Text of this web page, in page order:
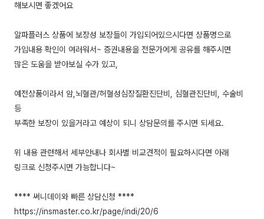
해보시면 좋겠어요
알파플러스 상품에 보장성 보장들이 가입되어있으시다면 상품명으로
가입내용 확인이 여러워서~ 증권내용을 전문가에게 공유를 해주시면
많은 도움을 받아보실 수가 있고,
예전상품이라서 암,뇌혈관/허혈성심장질환진단비, 심혈관진단비, 수술비
등
부족한 보장이 있을거라고 예상이 되니 상담문의를 주시면 되세요.
위 내용 관련해서 세부안내나 회사별 비교견적이 필요하시다면 아래
링크로 신청주시면 가능합니다~
**** 써니데이와 빠른 상담신청 ****
https://insmaster.co.kr/page/indi/20/6